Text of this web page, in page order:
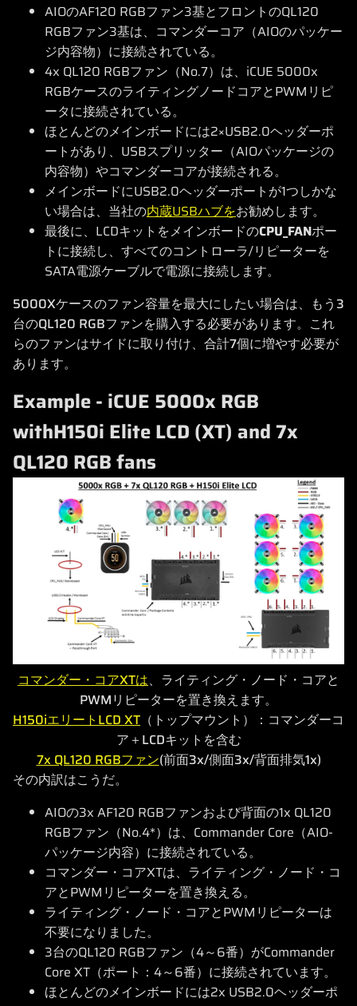
AIOのAF120 RGBファン3基とフロントのQL120
RGBファン3基は、コマンダーコア（AIOのパッケー
ジ内容物）に接続されている。
4x QL120 RGBファン（No.7）は、iCUE 5000x
RGBケースのライティングノードコアとPWMリピ
ータに接続されている。
ほとんどのメインボードには2×USB2.0ヘッダーポ
ートがあり、USBスプリッター（AIOパッケージの
内容物）やコマンダーコアが接続される。
メインボードにUSB2.0ヘッダーポートが1つしかな
い場合は、当社の内蔵USBハブをお勧めします。
最後に、LCDキットをメインボードのCPU_FANポー
トに接続し、すべてのコントローラ/リピーターを
SATA電源ケーブルで電源に接続します。
5000Xケースのファン容量を最大にしたい場合は、もう3
台のQL120 RGBファンを購入する必要があります。これ
らのファンはサイドに取り付け、合計7個に増やす必要が
あります。
Example - iCUE 5000x RGB
withH150i Elite LCD (XT) and 7x
QL120 RGB fans
コマンダー・コアXTは、ライティング・ノード・コアと
PWMリピーターを置き換えます。
H150iエリートLCD XT （トップマウント）：コマンダーコ
ア＋LCDキットを含む
7x QL120 RGBファン(前面3x/側面3x/背面排気1x)
その内訳はこうだ。
AIOの3x AF120 RGBファンおよび背面の1x QL120
RGBファン（No.4*）は、Commander Core（AIO-
パッケージ内容）に接続されている。
コマンダー・コアXTは、ライティング・ノード・コ
アとPWMリピーターを置き換える。
ライティング・ノード・コアとPWMリピーターは
不要になりました。
3台のQL120 RGBファン（4～6番）がCommander
Core XT（ポート：4～6番）に接続されています。
ほとんどのメインボードには2x USB2.0ヘッダーポ